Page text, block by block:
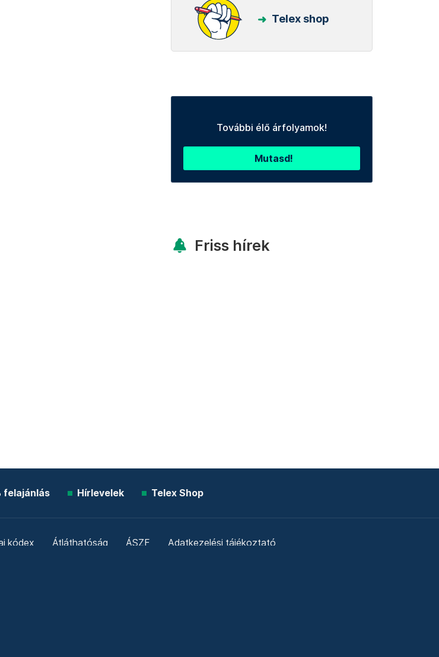
Telex shop
További élő árfolyamok!
Mutasd!
Friss hírek
felajánlás Hírlevelek Telex Shop
kódex Átláthatóság ÁSZF Adatkezelési tájékoztató